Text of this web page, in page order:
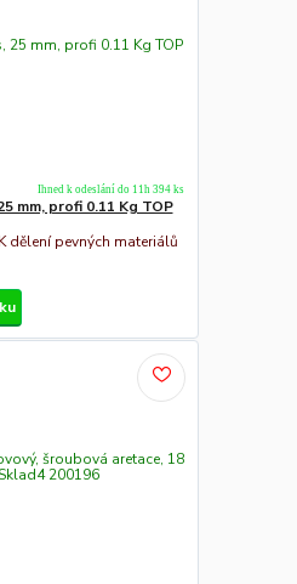
mm, profi 0.11 Kg TOP
dělení pevných materiálů
Ihned k odeslání do 11h 394 ks